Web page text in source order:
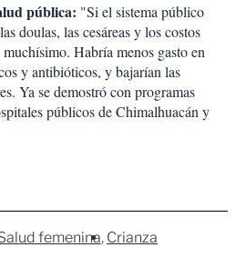
pública: "Si el sistema público
doulas, las cesáreas y los costos
Habría menos gasto en
y antibióticos, y bajarían las
Ya se demostró con programas
públicos de Chimalhuacán y
femenina Crianza